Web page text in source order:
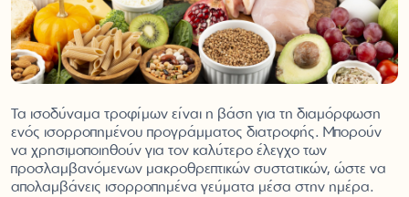
Τα ισοδύναμα τροφίμων είναι η βάση για τη διαμόρφωση
ενός ισορροπημένου προγράμματος διατροφής. Μπορούν
να χρησιμοποιηθούν για τον καλύτερο έλεγχο των
προσλαμβανόμενων μακροθρεπτικών συστατικών, ώστε να
απολαμβάνεις ισορροπημένα γεύματα μέσα στην ημέρα.